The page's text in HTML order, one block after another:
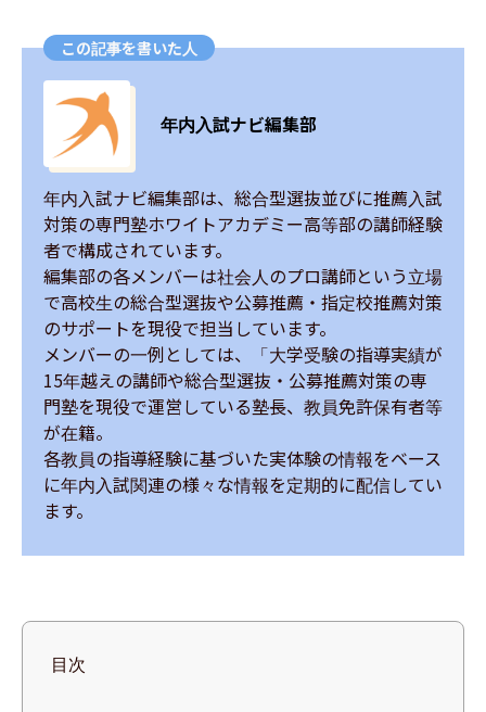
この記事を書いた人
年内入試ナビ編集部
年内入試ナビ編集部は、総合型選抜並びに推薦入試
対策の専門塾ホワイトアカデミー高等部の講師経験
者で構成されています。
編集部の各メンバーは社会人のプロ講師という立場
で高校生の総合型選抜や公募推薦・指定校推薦対策
のサポートを現役で担当しています。
メンバーの一例としては、「大学受験の指導実績が
15年越えの講師や総合型選抜・公募推薦対策の専
門塾を現役で運営している塾長、教員免許保有者等
が在籍。
各教員の指導経験に基づいた実体験の情報をベース
に年内入試関連の様々な情報を定期的に配信してい
ます。
目次